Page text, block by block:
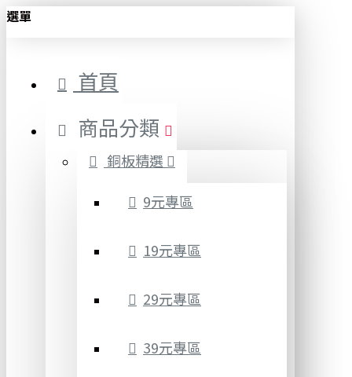
選單
首頁
商品分類
銅板精選
9元專區
19元專區
29元專區
39元專區